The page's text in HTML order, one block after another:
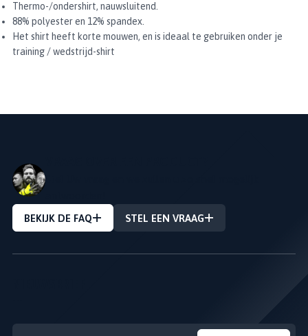
Thermo-/ondershirt, nauwsluitend.
88% polyester en 12% spandex.
Het shirt heeft korte mouwen, en is ideaal te gebruiken onder je
training / wedstrijd-shirt
BEKIJK DE FAQ
STEL EEN VRAAG